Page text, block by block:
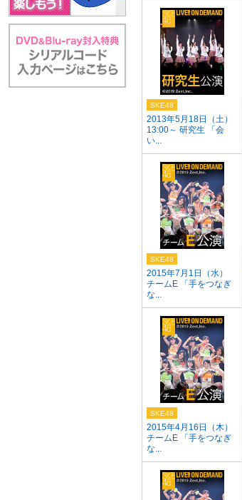
2013年5月18日（土）
13:00～ 研究生 「会
い...
SKE48
2015年7月1日（水）
チームE 「手をつなぎ
な...
SKE48
2015年4月16日（木）
チームE 「手をつなぎ
な...
SKE48